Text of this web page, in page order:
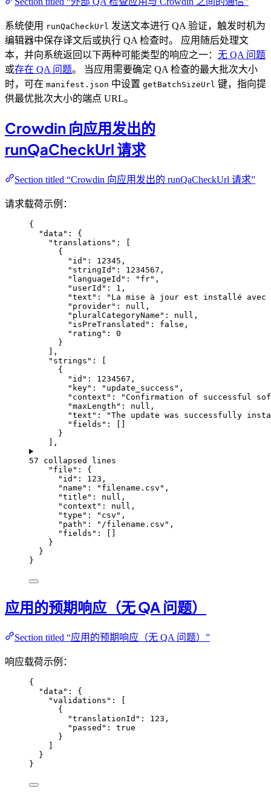
系统使用 runQaCheckUrl 发送文本进行 QA 验证，触发时机为
编辑器中保存译文后或执行 QA 检查时。 应用随后处理文
本，并向系统返回以下两种可能类型的响应之一： 无 QA 问题
或存在 QA 问题。 当应用需要确定 QA 检查的最大批次大小
时，可在 manifest.json 中设置 getBatchSizeUrl 键，指向提
供最优批次大小的端点 URL。
Crowdin 向应用发出的
runQaCheckUrl 请求
Section titled “Crowdin 向应用发出的 runQaCheckUrl 请求”
请求载荷示例：
{
"data" : {
"translations" : [
{
"id" : 12345 ,
"stringId" : 1234567 ,
"languageId" : " fr" ,
"userId" : 1 ,
"text" : " La mise à jour est installé avec
"provider" : null ,
"pluralCategoryName" : null ,
"isPreTranslated" : false ,
"rating" : 0
}
],
"strings" : [
{
"id" : 1234567 ,
"key" : " update_success " ,
"context" : "Confirmation of successful
"maxLength" : null ,
"text" : "The update was successfully
"fields" : []
}
],
57 collapsed lines
"file" : {
"id" : 123 ,
"name" : " filename.csv " ,
"title" : null ,
"context" : null ,
"type" : " csv " ,
"path" : " /filename.csv " ,
"fields" : []
}
}
}
应用的预期响应（无 QA 问题）
Section titled “应用的预期响应（无 QA 问题）”
响应载荷示例：
{
"data" : {
"validations" : [
{
"translationId" : 123 ,
"passed" : true
}
]
}
}